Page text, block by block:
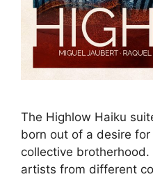
The Highlow Haiku
born out of a desire
collective
artists from different